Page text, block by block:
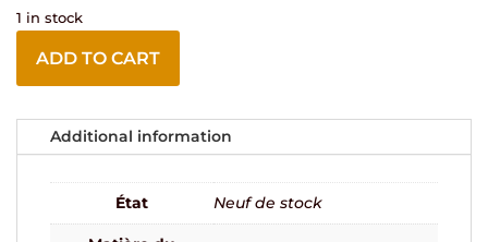
1 in stock
ADD TO CART
Additional information
État Neuf de stock